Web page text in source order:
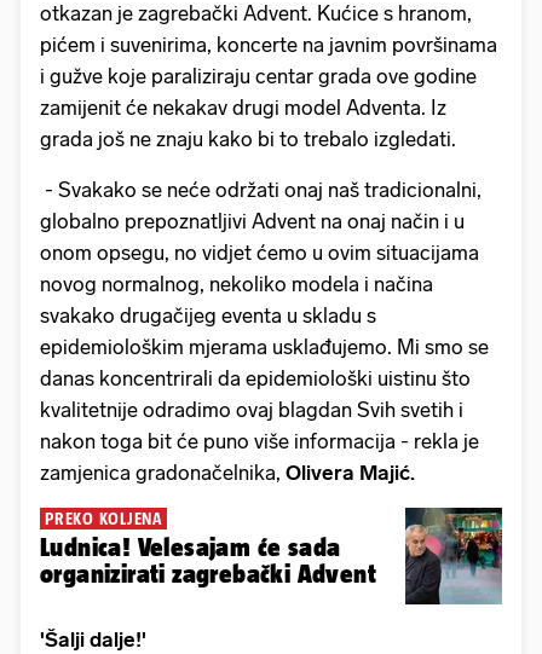
otkazan je zagrebački Advent. Kućice s hranom,
pićem i suvenirima, koncerte na javnim površinama
i gužve koje paraliziraju centar grada ove godine
zamijenit će nekakav drugi model Adventa. Iz
grada još ne znaju kako bi to trebalo izgledati.
- Svakako se neće održati onaj naš tradicionalni,
globalno prepoznatljivi Advent na onaj način i u
onom opsegu, no vidjet ćemo u ovim situacijama
novog normalnog, nekoliko modela i načina
svakako drugačijeg eventa u skladu s
epidemiološkim mjerama usklađujemo. Mi smo se
danas koncentrirali da epidemiološki uistinu što
kvalitetnije odradimo ovaj blagdan Svih svetih i
nakon toga bit će puno više informacija - rekla je
zamjenica gradonačelnika, Olivera Majić.
PREKO KOLJENA
Ludnica! Velesajam će sada
organizirati zagrebački Advent
'Šalji dalje!'